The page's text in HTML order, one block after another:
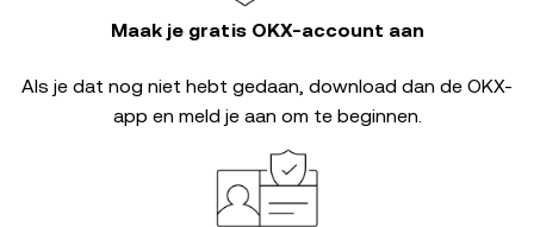
Maak je gratis OKX-account aan
Als je dat nog niet hebt gedaan, download dan de OKX-
app en meld je aan om te beginnen.